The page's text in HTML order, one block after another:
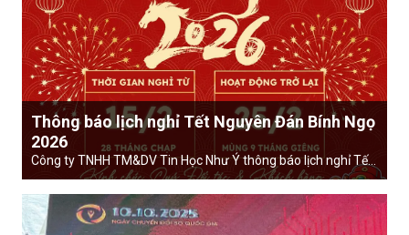
Thông báo lịch nghỉ Tết Nguyên Đán Bính Ngọ
2026
Công ty TNHH TM&DV Tin Học Như Ý thông báo lịch nghỉ Tết
Nguyên Đán Bính Ngọ 2026